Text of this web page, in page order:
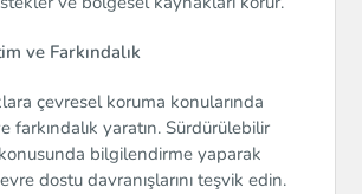
ve Farkındalık
çevresel koruma konularında
farkındalık yaratın. Sürdürülebilir
bilgilendirme yaparak
dostu davranışlarını teşvik edin.